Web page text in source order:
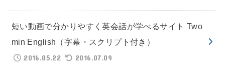
短い動画で分かりやすく英会話が学べるサイト Two
min English（字幕・スクリプト付き）
2016.05.22
2016.07.09